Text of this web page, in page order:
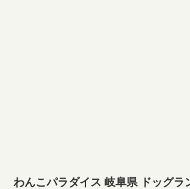
わんこパラダイス 岐阜県 ドッグラ